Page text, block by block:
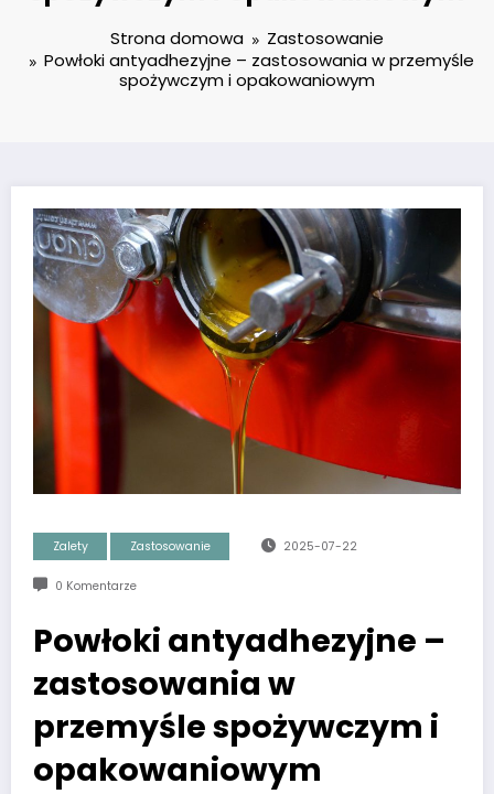
Strona domowa
Zastosowanie
Powłoki antyadhezyjne – zastosowania w przemyśle
spożywczym i opakowaniowym
Zalety Zastosowanie 2025-07-22
0 Komentarze
Powłoki antyadhezyjne –
zastosowania w
przemyśle spożywczym i
opakowaniowym